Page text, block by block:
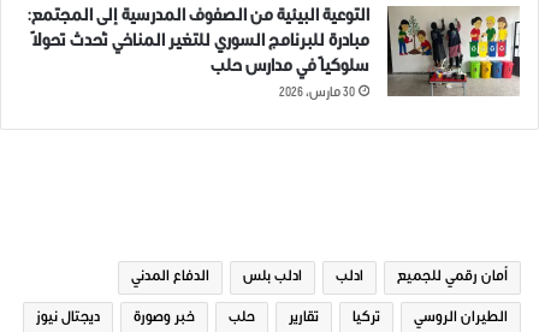
التوعية البيئية من الصفوف المدرسية إلى المجتمع:
مبادرة للبرنامج السوري للتغير المناخي تُحدث تحولاً
سلوكياً في مدارس حلب
30 مارس، 2026
أمان رقمي للجميع ادلب ادلب بلس الدفاع المدني
الطيران الروسي تركيا تقارير حلب خبر وصورة ديجتال نيوز